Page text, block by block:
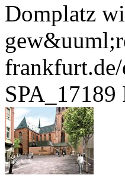
Domplatz
SPA_17189